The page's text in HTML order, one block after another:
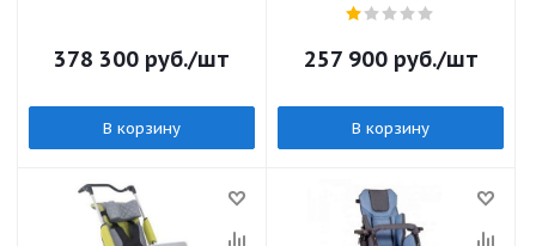
378 300 руб./шт
В корзину
257 900руб./шт
В корзину